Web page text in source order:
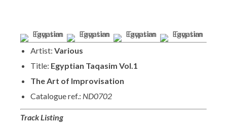
Artist: Various
Title: Egyptian Taqasim Vol.1
The Art of Improvisation
Catalogue ref.: ND0702
Track Listing